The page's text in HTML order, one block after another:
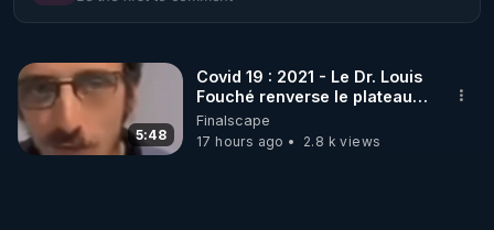
dédiée...
page ajoutée ...nul besoin d'explications excessives
je pense , le contenu parle de lui même...
5:48
Covid 19 : 2021 - Le Dr. Louis
Fouché renverse le plateau
de CNews !
Finalscape
17 hours ago
2.8 k views